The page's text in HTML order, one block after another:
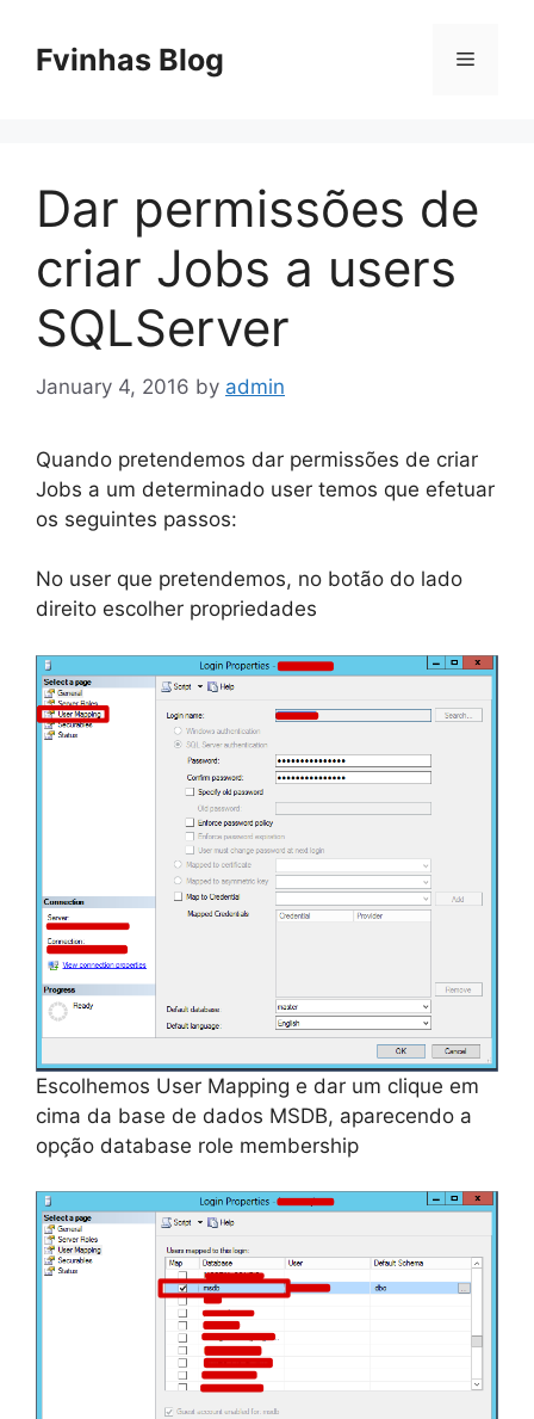
contentFvinhas Blog Menu
Dar permissões de
criar Jobs a users
SQLServer
January 4, 2016 by admin
Quando pretendemos dar permissões de criar
Jobs a um determinado user temos que efetuar
os seguintes passos:
No user que pretendemos, no botão do lado
direito escolher propriedades
Escolhemos User Mapping e dar um clique em
cima da base de dados MSDB, aparecendo a
opção database role membership